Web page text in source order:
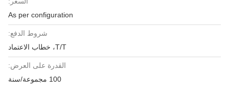
As per configuration
شروط الدفع:
T/T، خطاب الاعتماد
القدرة على العرض:
100 مجموعة/سنة